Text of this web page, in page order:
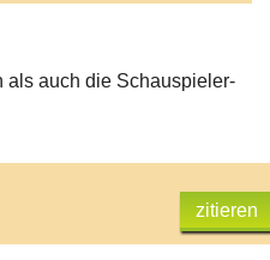
als auch die Schauspieler-
zitieren